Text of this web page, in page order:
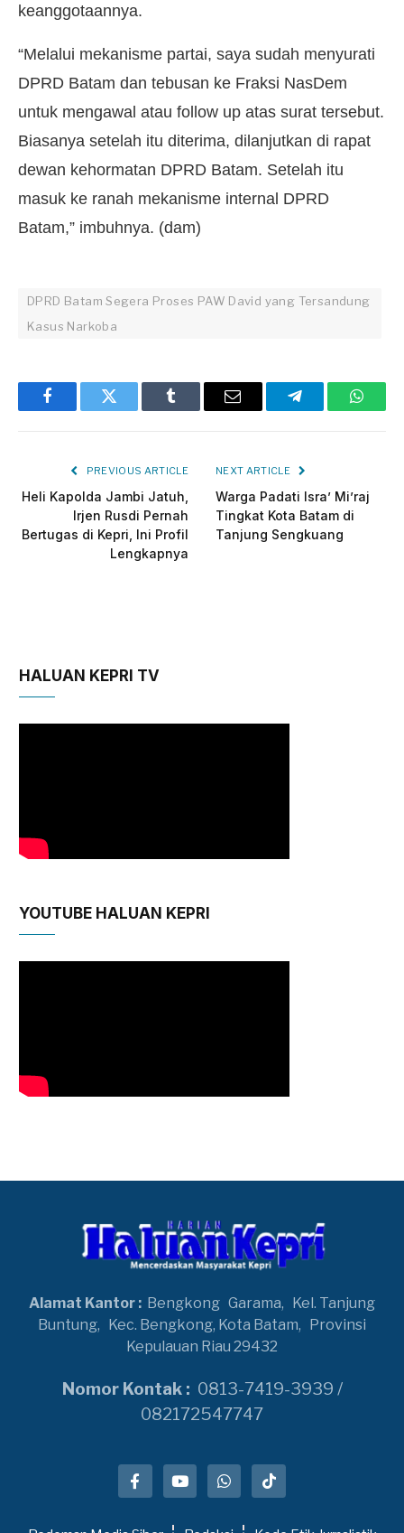
keanggotaannya.
“Melalui mekanisme partai, saya sudah menyurati
DPRD Batam dan tebusan ke Fraksi NasDem
untuk mengawal atau follow up atas surat tersebut.
Biasanya setelah itu diterima, dilanjutkan di rapat
dewan kehormatan DPRD Batam. Setelah itu
masuk ke ranah mekanisme internal DPRD
Batam,” imbuhnya. (dam)
DPRD Batam Segera Proses PAW David yang Tersandung
Kasus Narkoba
FacebookTwitter Tumblr Email Telegram
PREVIOUS ARTICLE
Heli Kapolda Jambi Jatuh,
Irjen Rusdi Pernah
Bertugas di Kepri, Ini Profil
Lengkapnya
NEXT ARTICLE
Warga Padati Isra’ Mi’raj
Tingkat Kota Batam di
Tanjung Sengkuang
HALUAN KEPRI TV
YOUTUBE HALUAN KEPRI
Alamat Kantor : Bengkong Garama, Kel. Tanjung
Buntung, Kec. Bengkong, Kota Batam, Provinsi
Kepulauan Riau 29432
Nomor Kontak : 0813-7419-3939 /
082172547747